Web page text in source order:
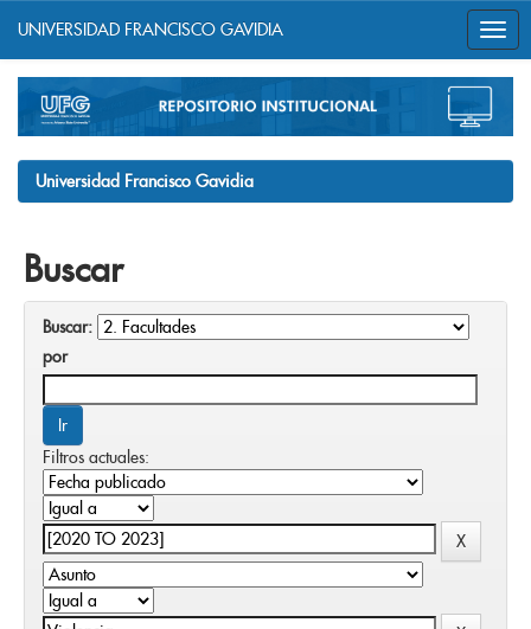
navigation
UNIVERSIDAD FRANCISCO GAVIDIA
Universidad Francisco Gavidia
Buscar
Buscar:
por
Filtros actuales: